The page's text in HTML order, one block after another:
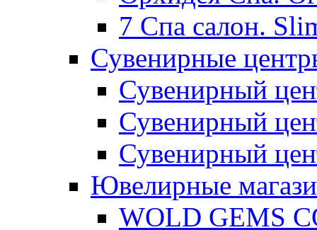
7 Спа салон.
Сувенирные
Сувенирный
Сувенирный
Сувенирный
Ювелирные
WOLD GEMS